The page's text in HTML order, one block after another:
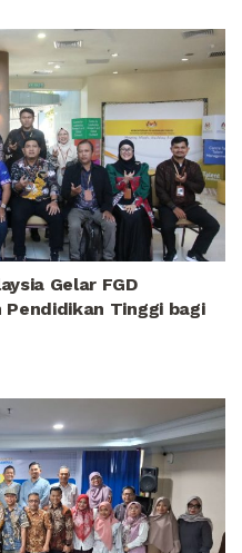
Gelar FGD
Pendidikan Tinggi bagi